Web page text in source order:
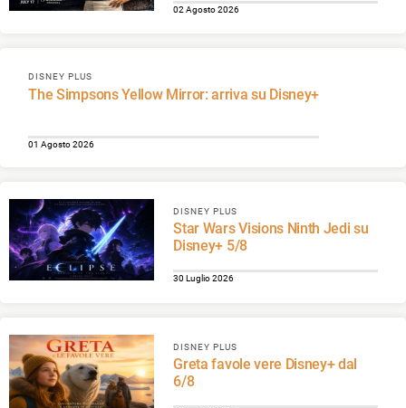
02 Agosto 2026
DISNEY PLUS
The Simpsons Yellow Mirror: arriva su Disney+
01 Agosto 2026
DISNEY PLUS
Star Wars Visions Ninth Jedi su
Disney+ 5/8
30 Luglio 2026
DISNEY PLUS
Greta favole vere Disney+ dal
6/8